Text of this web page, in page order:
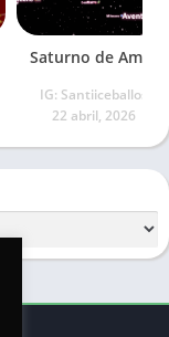
Saturno de Amor
IG: Santiiceballos
22 abril, 2026